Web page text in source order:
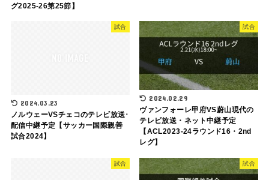
グ2025-26第25節】
試合
2024.03.23
ノルウェーVSチェコのテレビ放送･
配信中継予定【サッカー国際親善
試合2024】
試合
2024.02.29
ヴァンフォーレ甲府VS蔚山現代の
テレビ放送・ネット中継予定
【ACL2023-24ラウンド16・2nd
レグ】
試合 試合